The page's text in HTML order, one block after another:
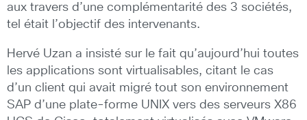
aux travers d’une complémentarité des 3 sociétés,
tel était l’objectif des intervenants.
Hervé Uzan a insisté sur le fait qu’aujourd’hui toutes
les applications sont virtualisables, citant le cas
d’un client qui avait migré tout son environnement
SAP d’une plate-forme UNIX vers des serveurs X86